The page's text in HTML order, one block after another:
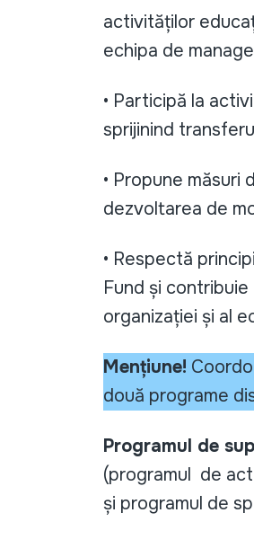
activităților
echipa de
• Participă la
sprijinind
• Propune
dezvoltarea de
• Respectă
Fund și
organizației și al
Mențiune!
două programe
Programul de
(programul de
și programul de